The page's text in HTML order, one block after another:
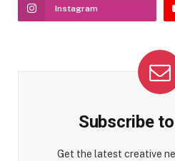
Instagram
Subscribe
Get the latest creative